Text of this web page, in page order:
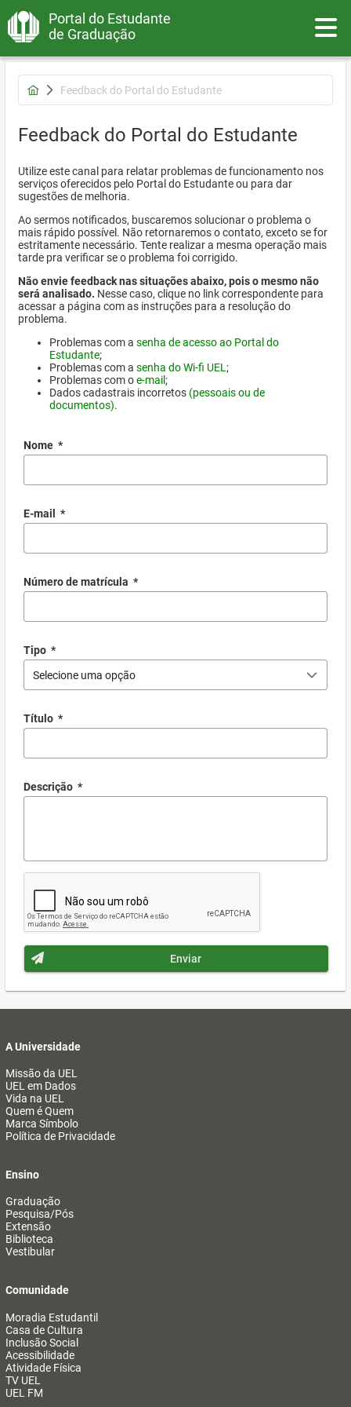
Portal do Estudante
de Graduação
Feedback do Portal do Estudante
Feedback do Portal do Estudante
Utilize este canal para relatar problemas de funcionamento nos
serviços oferecidos pelo Portal do Estudante ou para dar
sugestões de melhoria.
Ao sermos notificados, buscaremos solucionar o problema o
mais rápido possível. Não retornaremos o contato, exceto se for
estritamente necessário. Tente realizar a mesma operação mais
tarde pra verificar se o problema foi corrigido.
Não envie feedback nas situações abaixo, pois o mesmo não
será analisado. Nesse caso, clique no link correspondente para
acessar a página com as instruções para a resolução do
problema.
Problemas com a senha de acesso ao Portal do
Estudante;
Problemas com a senha do Wi-fi UEL ;
Problemas com oe-mail;
Dados cadastrais incorretos (pessoais ou de
documentos).
Nome *
E-mail *
Número de matrícula *
Tipo *
Selecione uma opção
Título *
Descrição *
Enviar
A Universidade
Missão da UEL
UEL em Dados
Vida na UEL
Quem é Quem
Marca Símbolo
Política de Privacidade
Ensino
Graduação
Pesquisa/Pós
Extensão
Biblioteca
Vestibular
Comunidade
Moradia Estudantil
Casa de Cultura
Inclusão Social
Acessibilidade
Atividade Física
TV UEL
UEL FM